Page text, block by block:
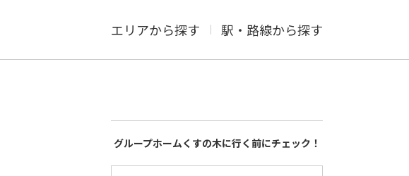
エリアから探す 駅・路線から探す
グループホームくすの木に行く前にチェック！